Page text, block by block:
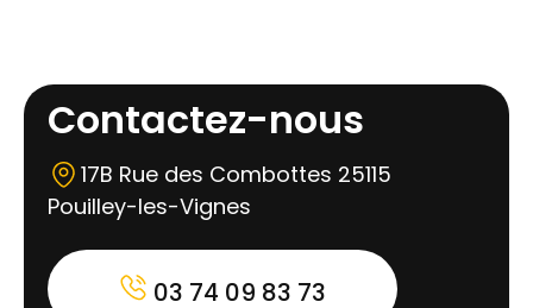
Contactez-nous
17B Rue des Combottes 25115
Pouilley-les-Vignes
03 74 09 83 73